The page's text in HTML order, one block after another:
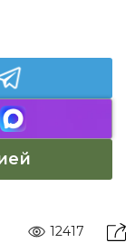
12417